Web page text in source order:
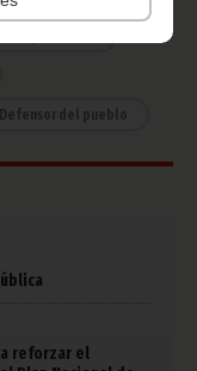
Defensor del pueblo
reforzar el